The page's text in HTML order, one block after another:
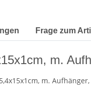
Frage zum
m.
m.